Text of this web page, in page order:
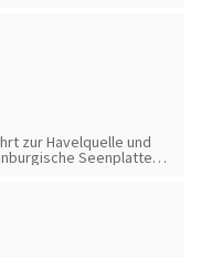
zur Havelquelle und
Seenplatte